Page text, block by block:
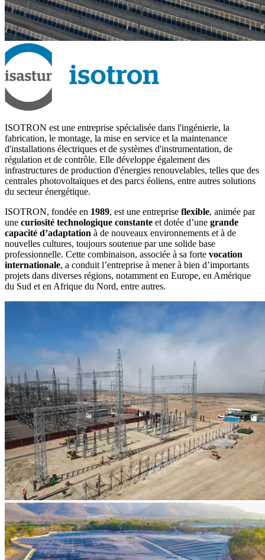
ISOTRON est une entreprise spécialisée dans l'ingénierie, la
fabrication, le montage, la mise en service et la maintenance
d'installations électriques et de systèmes d'instrumentation, de
régulation et de contrôle. Elle développe également des
infrastructures de production d'énergies renouvelables, telles que des
centrales photovoltaïques et des parcs éoliens, entre autres solutions
du secteur énergétique.
ISOTRON, fondée en 1989, est une entreprise flexible, animée par
une curiosité technologique constante et dotée d’une grande
capacité d’adaptation à de nouveaux environnements et à de
nouvelles cultures, toujours soutenue par une solide base
professionnelle. Cette combinaison, associée à sa forte vocation
internationale, a conduit l’entreprise à mener à bien d’importants
projets dans diverses régions, notamment en Europe, en Amérique
du Sud et en Afrique du Nord, entre autres.